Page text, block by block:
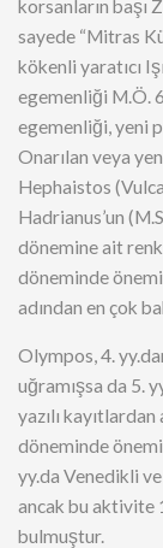
korsanların başı
sayede “Mitras
kökenli yaratıcı
egemenliği M.Ö.
egemenliği, yeni
Onarılan veya
Hephaistos
Hadrianus’un
dönemine ait
döneminde
adından en çok
Olympos, 4.
uğramışsa da 5.
yazılı
döneminde
yy.da Venedikli
ancak bu aktivite
bulmuştur.